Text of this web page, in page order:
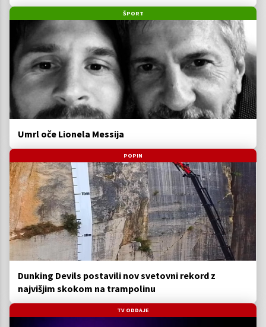
ŠPORT
Umrl oče Lionela Messija
POPIN
Dunking Devils postavili nov svetovni rekord z
najvišjim skokom na trampolinu
TV ODDAJE